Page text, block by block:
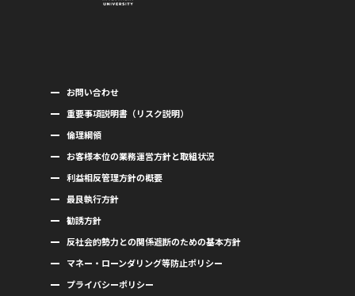
お問い合わせ
重要事項説明書（リスク説明）
倫理綱領
お客様本位の業務運営方針と取組状況
利益相反管理方針の概要
最良執行方針
勧誘方針
反社会的勢力との関係遮断のための基本方針
マネー・ローンダリング等防止ポリシー
プライバシーポリシー